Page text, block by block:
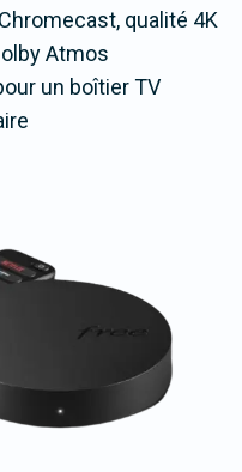
qualité 4K
Atmos
un boîtier TV